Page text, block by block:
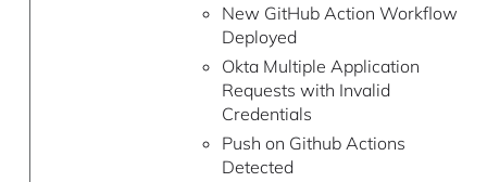
New GitHub Action Workflow
Deployed
Okta Multiple Application
Requests with Invalid
Credentials
Push on Github Actions
Detected